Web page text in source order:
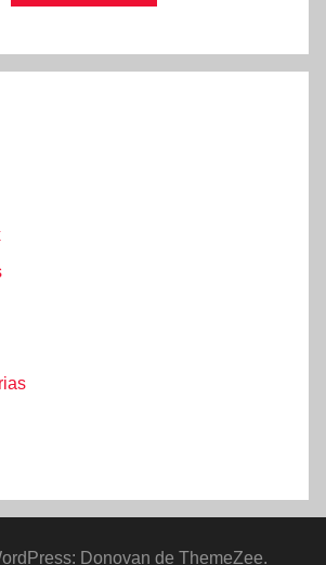
Donovan de ThemeZee.